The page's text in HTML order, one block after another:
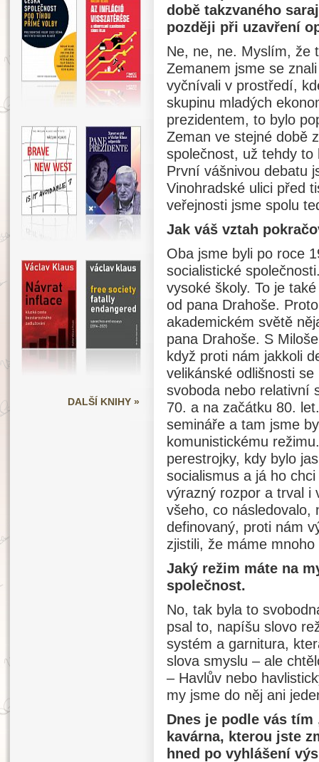
DALŠÍ KNIHY »
době takzvaného
později při uzavření
Ne, ne, ne. Myslím, že
Zemanem jsme se
vyčnívali v prostředí,
skupinu mladých
prezidentem, to bylo
Zeman ve stejné době
společnost, už tehdy to
První vášnivou debatu
Vinohradské ulici před
veřejnosti jsme spolu
Jak váš vztah
Oba jsme byli po roce
socialistické
vysoké školy. To je
od pana Drahoše.
akademickém světě
pana Drahoše. S
když proti nám jakkoli
velikánské odlišnosti
svoboda nebo relativní
70. a na začátku 80.
semináře a tam jsme
komunistickému
perestrojky, kdy bylo
socialismus a já ho
výrazný rozpor a trval i
všeho, co následovalo,
definovaný, proti nám
zjistili, že máme
Jaký režim máte na
společnost.
No, tak byla to
psal to, napíšu slovo
systém a garnitura,
slova smyslu – ale
– Havlův nebo
my jsme do něj ani
Dnes je podle vás tím
kavárna, kterou jste
hned po vyhlášení